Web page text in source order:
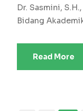
Dr. Sasmini,
Bidang
Read More